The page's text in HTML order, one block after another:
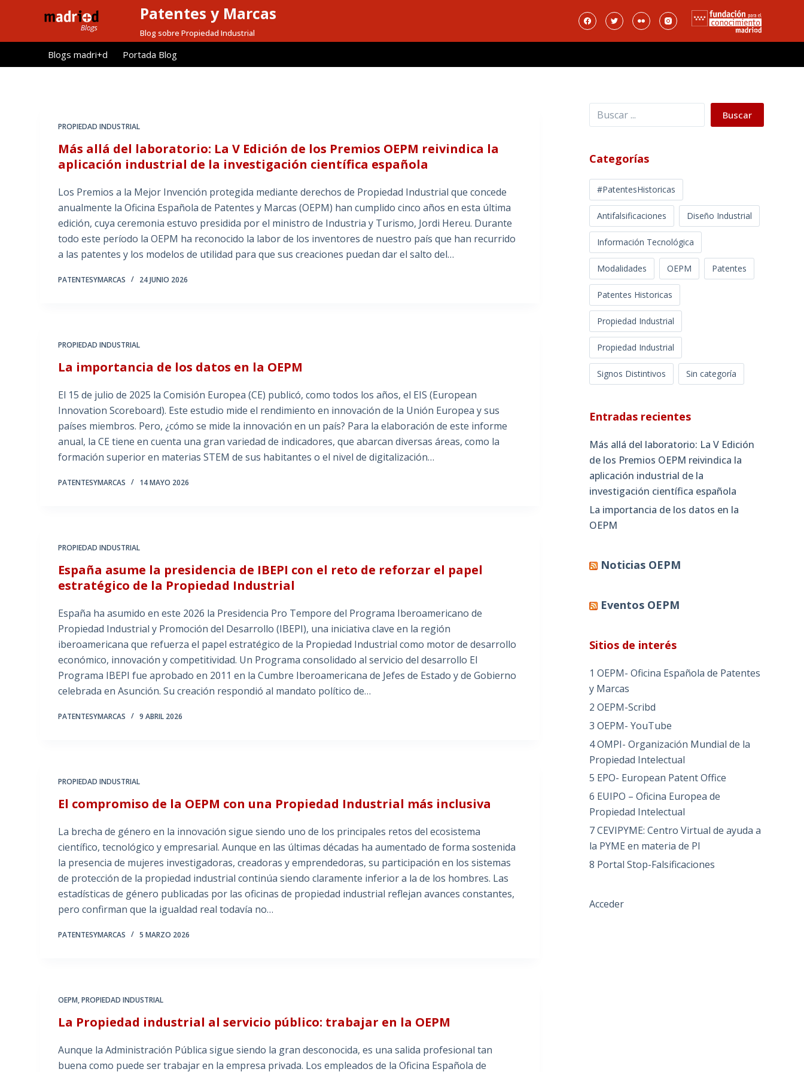
l
Patentes y Marcas
Blog sobre Propiedad Industrial
Blogs madri+d Portada Blog
PROPIEDAD INDUSTRIAL
Más allá del laboratorio: La V Edición de los Premios OEPM reivindica la
aplicación industrial de la investigación científica española
Los Premios a la Mejor Invención protegida mediante derechos de Propiedad Industrial que concede
anualmente la Oficina Española de Patentes y Marcas (OEPM) han cumplido cinco años en esta última
edición, cuya ceremonia estuvo presidida por el ministro de Industria y Turismo, Jordi Hereu. Durante
todo este período la OEPM ha reconocido la labor de los inventores de nuestro país que han recurrido
a las patentes y los modelos de utilidad para que sus creaciones puedan dar el salto del…
PATENTESYMARCAS 24 JUNIO 2026
PROPIEDAD INDUSTRIAL
La importancia de los datos en la OEPM
El 15 de julio de 2025 la Comisión Europea (CE) publicó, como todos los años, el EIS (European
Innovation Scoreboard). Este estudio mide el rendimiento en innovación de la Unión Europea y sus
países miembros. Pero, ¿cómo se mide la innovación en un país? Para la elaboración de este informe
anual, la CE tiene en cuenta una gran variedad de indicadores, que abarcan diversas áreas, como la
formación superior en materias STEM de sus habitantes o el nivel de digitalización…
PATENTESYMARCAS 14 MAYO 2026
PROPIEDAD INDUSTRIAL
España asume la presidencia de IBEPI con el reto de reforzar el papel
estratégico de la Propiedad Industrial
España ha asumido en este 2026 la Presidencia Pro Tempore del Programa Iberoamericano de
Propiedad Industrial y Promoción del Desarrollo (IBEPI), una iniciativa clave en la región
iberoamericana que refuerza el papel estratégico de la Propiedad Industrial como motor de desarrollo
económico, innovación y competitividad. Un Programa consolidado al servicio del desarrollo El
Programa IBEPI fue aprobado en 2011 en la Cumbre Iberoamericana de Jefes de Estado y de Gobierno
celebrada en Asunción. Su creación respondió al mandato político de…
PATENTESYMARCAS 9 ABRIL 2026
PROPIEDAD INDUSTRIAL
El compromiso de la OEPM con una Propiedad Industrial más inclusiva
La brecha de género en la innovación sigue siendo uno de los principales retos del ecosistema
científico, tecnológico y empresarial. Aunque en las últimas décadas ha aumentado de forma sostenida
la presencia de mujeres investigadoras, creadoras y emprendedoras, su participación en los sistemas
de protección de la propiedad industrial continúa siendo claramente inferior a la de los hombres. Las
estadísticas de género publicadas por las oficinas de propiedad industrial reflejan avances constantes,
pero confirman que la igualdad real todavía no…
PATENTESYMARCAS 5 MARZO 2026
OEPM,PROPIEDAD INDUSTRIAL
La Propiedad industrial al servicio público: trabajar en la OEPM
Aunque la Administración Pública sigue siendo la gran desconocida, es una salida profesional tan
buena como puede ser trabajar en la empresa privada. Los empleados de la Oficina Española de
Buscar Buscar
Categorías
#PatentesHistoricas
Antifalsificaciones Diseño Industrial
Información Tecnológica
Modalidades OEPM Patentes
Patentes Historicas
Propiedad Industrial
Propiedad Industrial
Signos Distintivos Sin categoría
Entradas recientes
Más allá del laboratorio: La V Edición
de los Premios OEPM reivindica la
aplicación industrial de la
investigación científica española
La importancia de los datos en la
OEPM
Noticias OEPM
Eventos OEPM
Sitios de interés
1 OEPM- Oficina Española de Patentes
y Marcas
2 OEPM-Scribd
3 OEPM- YouTube
4 OMPI- Organización Mundial de la
Propiedad Intelectual
5 EPO- European Patent Office
6 EUIPO – Oficina Europea de
Propiedad Intelectual
7 CEVIPYME: Centro Virtual de ayuda a
la PYME en materia de PI
8 Portal Stop-Falsificaciones
Acceder